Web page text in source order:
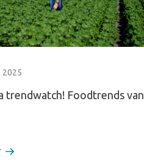
2025
trendwatch! Foodtrends van